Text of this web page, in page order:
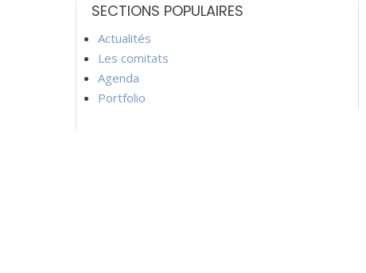
SECTIONS POPULAIRES
Actualités
Les comitats
Agenda
Portfolio